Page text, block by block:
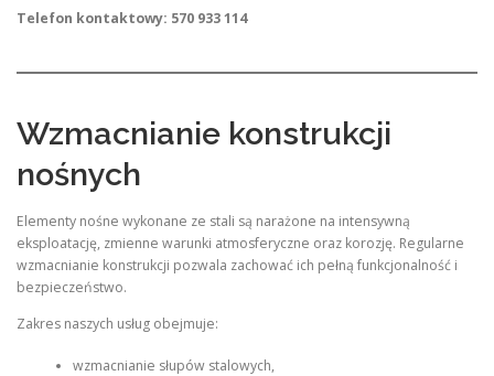
Telefon kontaktowy: 570 933 114
Wzmacnianie konstrukcji
nośnych
Elementy nośne wykonane ze stali są narażone na intensywną
eksploatację, zmienne warunki atmosferyczne oraz korozję. Regularne
wzmacnianie konstrukcji pozwala zachować ich pełną funkcjonalność i
bezpieczeństwo.
Zakres naszych usług obejmuje:
wzmacnianie słupów stalowych,